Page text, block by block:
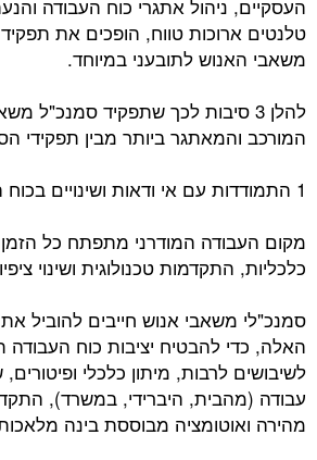
העסקיים, ניהול אתגרי כוח העבודה
טלנטים ארוכות טווח, הופכים את
משאבי האנוש לתובעני במיוחד.
להלן 3 סיבות לכך שתפקיד סמנכ"ל
המורכב והמאתגר ביותר מבין תפקידי
1 התמודדות עם אי ודאות ושינויים בכוח העבודה:
מקום העבודה המודרני מתפתח כל
כלכליות, התקדמות טכנולוגית ושינוי
סמנכ"לי משאבי אנוש חייבים להוביל את
האלה, כדי להבטיח יציבות כוח העבודה
לשיבושים לרבות, מיתון כלכלי ופיטורים,
עבודה (מהבית, היברידי, במשרד),
מהירה ואוטומציה מבוססת בינה